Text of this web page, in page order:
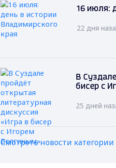
16 июля:
22 дня
В
бисер с
25 дней
Смотреть новости категории